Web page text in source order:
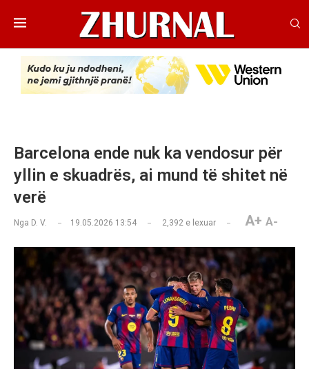
Barcelona ende nuk ka vendosur për
yllin e skuadrës, ai mund të shitet në
verë
Nga D. V. 19.05.2026 13:54 2,392 e lexuar A+ A-